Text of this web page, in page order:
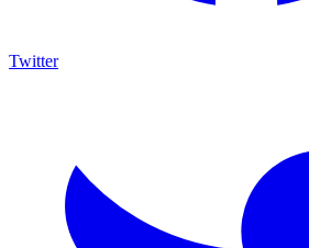
Twitter